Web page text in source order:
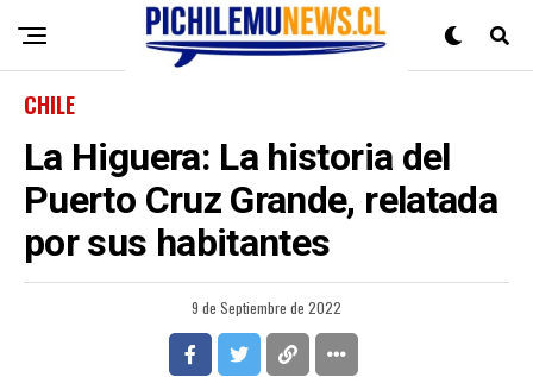
CHILE
La Higuera: La historia del
Puerto Cruz Grande, relatada
por sus habitantes
9 de Septiembre de 2022